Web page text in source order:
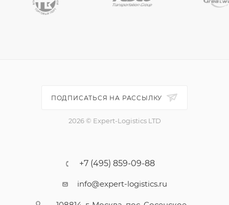
ПОДПИСАТЬСЯ НА РАССЫЛКУ
2026 © Expert-Logistics LTD
+7 (495) 859-09-88
info@expert-logistics.ru